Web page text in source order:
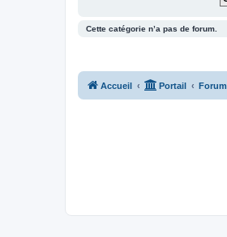
Cette catégorie n’a pas de forum.
Accueil Portail Forum